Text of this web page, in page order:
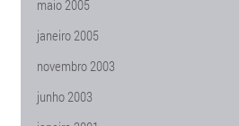
maio 2005
janeiro 2005
novembro 2003
junho 2003